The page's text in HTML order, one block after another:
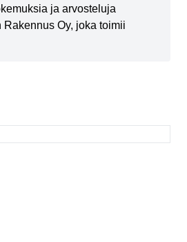
ja arvosteluja
Oy, joka toimii